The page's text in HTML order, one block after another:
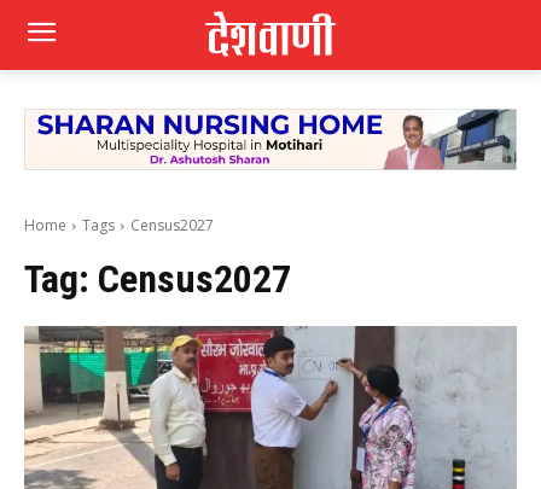
Home Tags Census2027
Tag: Census2027